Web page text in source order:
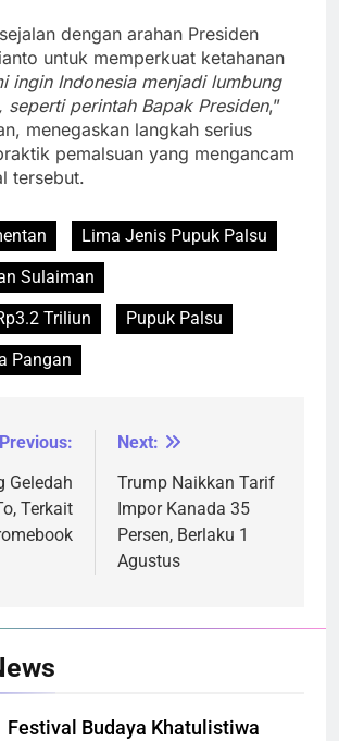
dengan arahan Presiden
untuk memperkuat ketahanan
ingin Indonesia menjadi lumbung
seperti perintah Bapak Presiden,”
menegaskan langkah serius
pemalsuan yang mengancam
tersebut.
Lima Jenis Pupuk Palsu
Sulaiman
Triliun
Pupuk Palsu
Pangan
Previous:
Geledah
Terkait
Next:
Trump Naikkan Tarif
Impor Kanada 35
Persen, Berlaku 1
Agustus
Festival Budaya Khatulistiwa